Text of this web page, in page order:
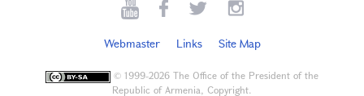
Webmaster Links Site Map
© 1999-2026 The Office of the President of the
Republic of Armenia, Copyright.